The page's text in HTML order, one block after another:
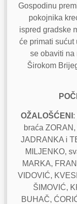
Gospodinu
pokojnika
ispred gradske
će primati sućut
se obaviti na
Širokom
OŽALOŠĆENI :
braća
JADRANKA i
MILJENKO,
MARKA,
VIDOVIĆ,
ŠIMOVIĆ,
BUHAČ,